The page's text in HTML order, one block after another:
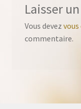
Laisser
Vous devez
commentaire.